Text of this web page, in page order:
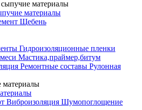
материалы
Щебень
Гидроизоляционные пленки
Мастика,праймер,битум
Ремонтные составы Рулонная
Виброизоляция Шумопоглощение